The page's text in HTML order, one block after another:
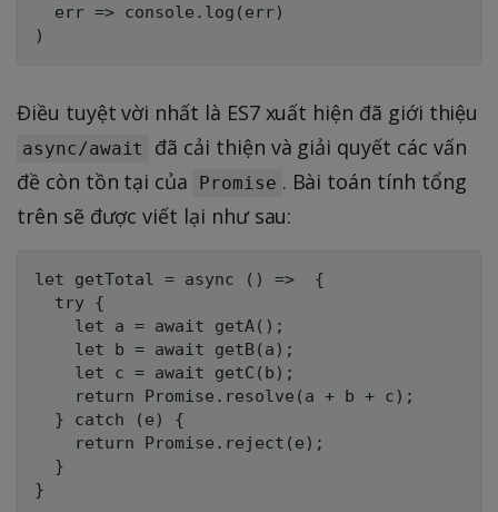
  err => console.log(err)
Điều tuyệt vời nhất là ES7 xuất hiện đã giới thiệu
async/await
đã cải thiện và giải quyết các vấn
đề còn tồn tại của
Promise . Bài toán tính tổng
trên sẽ được viết lại như sau:
let getTotal = async () =>  {
  try {
    let a = await getA();
    let b = await getB(a);
    let c = await getC(b);
    return Promise.resolve(a + b + c);
  } catch (e) {
    return Promise.reject(e);
  }
}